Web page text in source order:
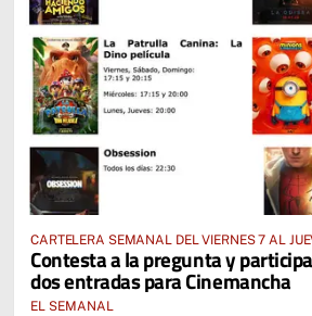
CARTELERA SEMANAL DEL VIERNES 7 AL
2026
Contesta a la pregunta y
dos entradas para Cinemancha
EL SEMANAL